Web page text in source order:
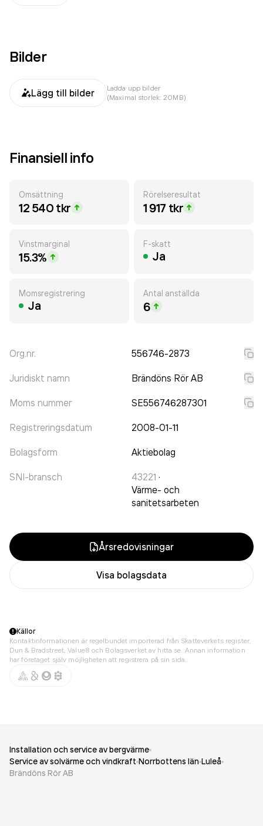
Bilder
Lägg till bilder
Ladda upp bilder
(Maximal storlek: 20MB)
Finansiell info
Omsättning
12 540 tkr
Rörelseresultat
1 917 tkr
Vinstmarginal
15.3%
F-skatt
Ja
Momsregistrering
Ja
Antal anställda
6
Org.nr. 556746-2873
Juridiskt namn Brändöns Rör AB
Moms nummer SE556746287301
Registreringsdatum 2008-01-11
Bolagsform Aktiebolag
SNI-bransch 43221 ·
Värme- och
sanitetsarbeten
Årsredovisningar
Visa bolagsdata
Källor
Kontaktinformationen är regelbundet importerad från Skatteverkets register,
Dun & Bradstreet, Value8 och Bolagsverket av hitta.se. Annan information
har företaget själv möjligheten att registrera på sin sida.
Installation och service av bergvärme
Service av solvärme och vindkraft Norrbottens län Luleå
Brändöns Rör AB